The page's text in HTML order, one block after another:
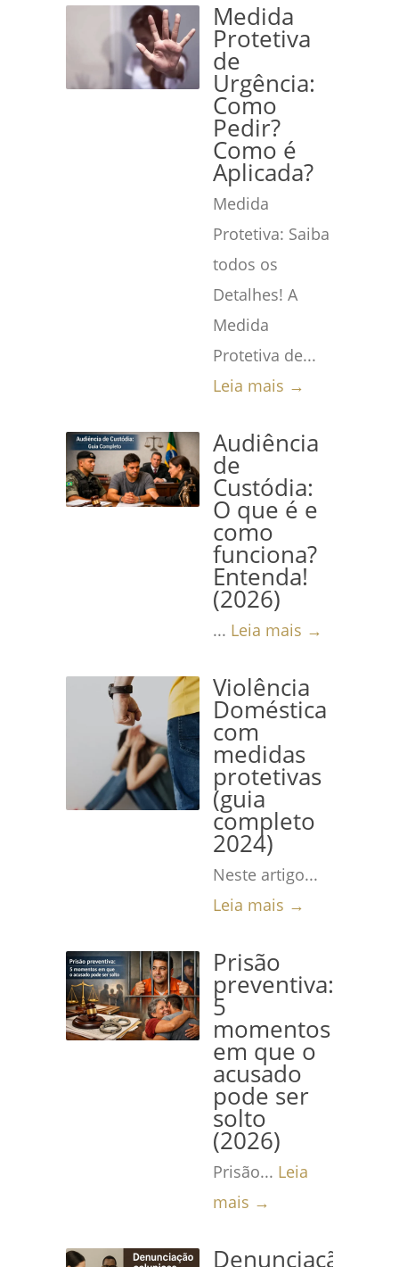
Medida
Protetiva
de
Urgência:
Como
Pedir?
Como é
Aplicada?
Medida
Protetiva: Saiba
todos os
Detalhes! A
Medida
Protetiva de...
Leia mais →
Audiência
de
Custódia:
O que é e
como
funciona?
Entenda!
(2026)
... Leia mais →
Violência
Doméstica
com
medidas
protetivas
(guia
completo
2024)
Neste artigo...
Leia mais →
Prisão
preventiva:
5
momentos
em que o
acusado
pode ser
solto
(2026)
Prisão... Leia
mais →
Denunciação